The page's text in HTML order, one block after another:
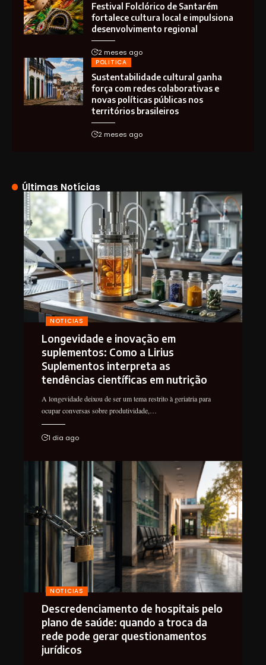
Festival Folclórico de Santarém
fortalece cultura local e impulsiona
desenvolvimento regional
2 meses ago
POLITICA
Sustentabilidade cultural ganha
força com redes colaborativas e
novas políticas públicas nos
territórios brasileiros
2 meses ago
Últimas Notícias
NOTICIAS
Longevidade e inovação em
suplementos: Como a Lirius
Suplementos interpreta as
tendências científicas em nutrição
A longevidade deixou de ser um tema restrito à geriatria para
ocupar conversas sobre produtividade,…
1 dia ago
NOTICIAS
Descredenciamento de hospitais pelo
plano de saúde: quando a troca da
rede pode gerar questionamentos
jurídicos